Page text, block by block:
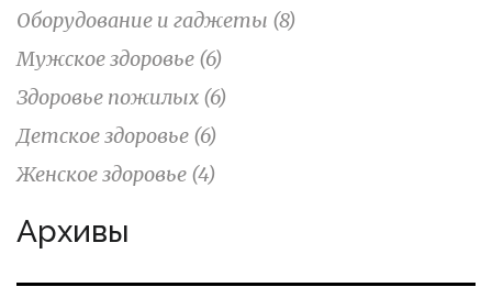
Оборудование и гаджеты (8)
Мужское здоровье (6)
Здоровье пожилых (6)
Детское здоровье (6)
Женское здоровье (4)
Архивы